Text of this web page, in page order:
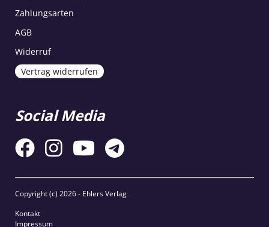
Zahlungsarten
AGB
Widerruf
Vertrag widerrufen
Social Media
Copyright (c) 2026 - Ehlers Verlag
Kontakt
Impressum